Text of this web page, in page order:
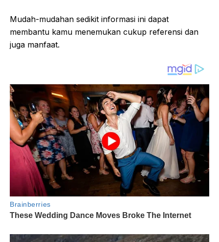
Mudah-mudahan sedikit informasi ini dapat
membantu kamu menemukan cukup referensi dan
juga manfaat.